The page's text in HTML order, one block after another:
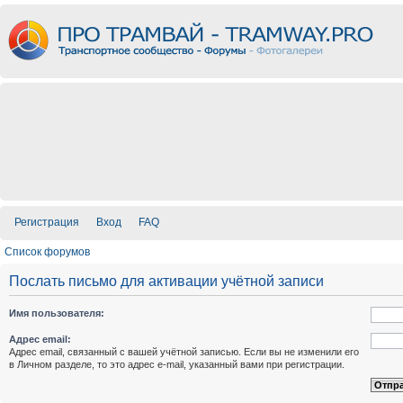
Регистрация Вход FAQ
Список форумов
Послать письмо для активации учётной записи
Имя пользователя:
Адрес email:
Адрес email, связанный с вашей учётной записью. Если вы не изменили его
в Личном разделе, то это адрес e-mail, указанный вами при регистрации.